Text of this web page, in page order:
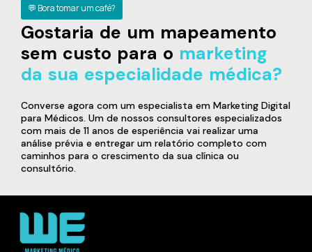
💬 Bora tomar um café?
Gostaria de um mapeamento
sem custo para o marketing
da sua especialidade médica?
Converse agora com um especialista em Marketing Digital
para Médicos. Um de nossos consultores especializados
com mais de 11 anos de esperiência vai realizar uma
análise prévia e entregar um relatório completo com
caminhos para o crescimento da sua clínica ou
consultório.